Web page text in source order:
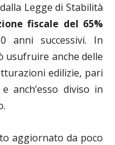
Legge di Stabilità
fiscale del 65%
anni successivi. In
usufruire anche delle
edilizie, pari
anch’esso diviso in
aggiornato da poco